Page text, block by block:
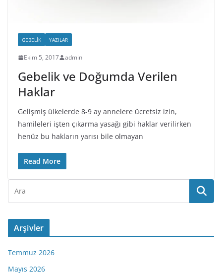
GEBELIK YAZILAR
Ekim 5, 2017 admin
Gebelik ve Doğumda Verilen
Haklar
Gelişmiş ülkelerde 8-9 ay annelere ücretsiz izin,
hamileleri işten çıkarma yasağı gibi haklar verilirken
henüz bu hakların yarısı bile olmayan
Read More
Arşivler
Temmuz 2026
Mayıs 2026